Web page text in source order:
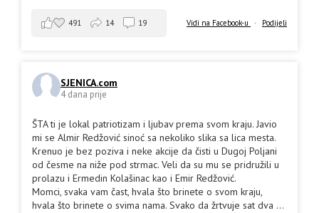
Vidi na Facebook-u · Podijeli
491 14 19
SJENICA.com
4 dana prije
ŠTA ti je lokal patriotizam i ljubav prema svom kraju. Javio
mi se Almir Redžović sinoć sa nekoliko slika sa lica mesta.
Krenuo je bez poziva i neke akcije da čisti u Dugoj Poljani
od česme na niže pod strmac. Veli da su mu se pridružili u
prolazu i Ermedin Kolašinac kao i Emir Redžović.
Momci, svaka vam čast, hvala što brinete o svom kraju,
hvala što brinete o svima nama. Svako da žrtvuje sat dva ...